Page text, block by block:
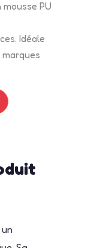
PU
Idéale